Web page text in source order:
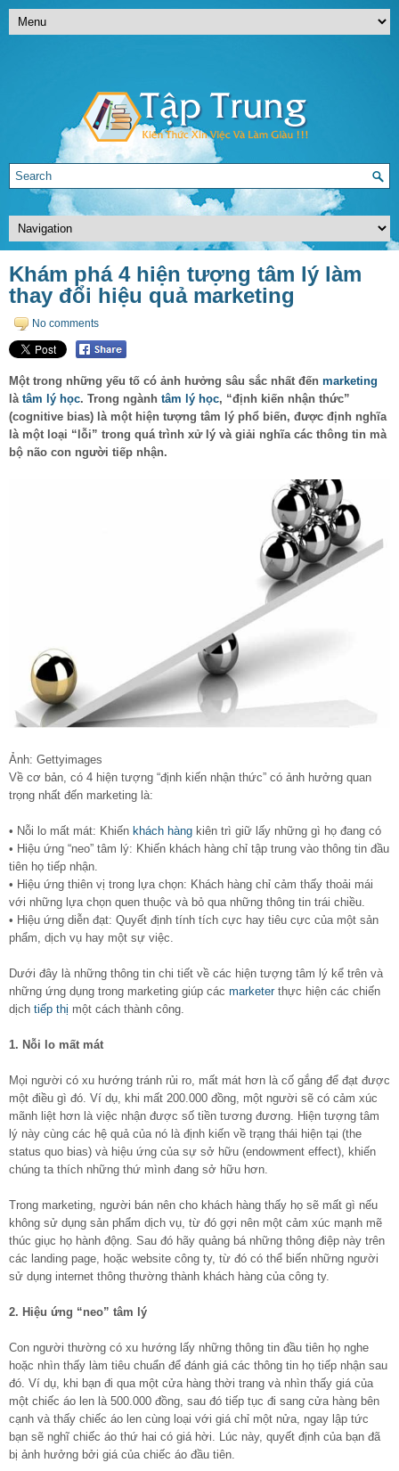
Khám phá 4 hiện tượng tâm lý làm
thay đổi hiệu quả marketing
No comments
Một trong những yếu tố có ảnh hưởng sâu sắc nhất đến marketing
là tâm lý học. Trong ngành tâm lý học, “định kiến nhận thức”
(cognitive bias) là một hiện tượng tâm lý phổ biến, được định nghĩa
là một loại “lỗi” trong quá trình xử lý và giải nghĩa các thông tin mà
bộ não con người tiếp nhận.
Ảnh: Gettyimages
Về cơ bản, có 4 hiện tượng “định kiến nhận thức” có ảnh hưởng quan
trọng nhất đến marketing là:
• Nỗi lo mất mát: Khiến khách hàng kiên trì giữ lấy những gì họ đang có
• Hiệu ứng “neo” tâm lý: Khiến khách hàng chỉ tập trung vào thông tin đầu
tiên họ tiếp nhận.
• Hiệu ứng thiên vị trong lựa chọn: Khách hàng chỉ cảm thấy thoải mái
với những lựa chọn quen thuộc và bỏ qua những thông tin trái chiều.
• Hiệu ứng diễn đạt: Quyết định tính tích cực hay tiêu cực của một sản
phẩm, dịch vụ hay một sự việc.
Dưới đây là những thông tin chi tiết về các hiện tượng tâm lý kể trên và
những ứng dụng trong marketing giúp các marketerthực hiện các chiến
dịch tiếp thị một cách thành công.
1. Nỗi lo mất mát
Mọi người có xu hướng tránh rủi ro, mất mát hơn là cố gắng để đạt được
một điều gì đó. Ví dụ, khi mất 200.000 đồng, một người sẽ có cảm xúc
mãnh liệt hơn là việc nhận được số tiền tương đương. Hiện tượng tâm
lý này cùng các hệ quả của nó là định kiến về trạng thái hiện tại (the
status quo bias) và hiệu ứng của sự sở hữu (endowment effect), khiến
chúng ta thích những thứ mình đang sở hữu hơn.
Trong marketing, người bán nên cho khách hàng thấy họ sẽ mất gì nếu
không sử dụng sản phẩm dịch vụ, từ đó gợi nên một cảm xúc mạnh mẽ
thúc giục họ hành động. Sau đó hãy quảng bá những thông điệp này trên
các landing page, hoặc website công ty, từ đó có thể biến những người
sử dụng internet thông thường thành khách hàng của công ty.
2. Hiệu ứng “neo” tâm lý
Con người thường có xu hướng lấy những thông tin đầu tiên họ nghe
hoặc nhìn thấy làm tiêu chuẩn để đánh giá các thông tin họ tiếp nhận sau
đó. Ví dụ, khi bạn đi qua một cửa hàng thời trang và nhìn thấy giá của
một chiếc áo len là 500.000 đồng, sau đó tiếp tục đi sang cửa hàng bên
cạnh và thấy chiếc áo len cùng loại với giá chỉ một nửa, ngay lập tức
bạn sẽ nghĩ chiếc áo thứ hai có giá hời. Lúc này, quyết định của bạn đã
bị ảnh hưởng bởi giá của chiếc áo đầu tiên.